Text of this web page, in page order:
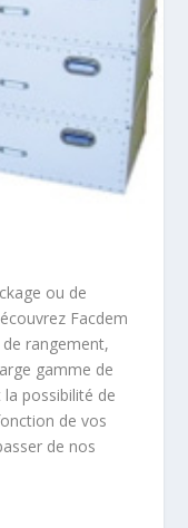
ou de
Facdem
rangement,
gamme de
la possibilité de
de vos
de nos